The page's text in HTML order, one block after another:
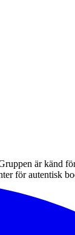
är känd
för autentisk